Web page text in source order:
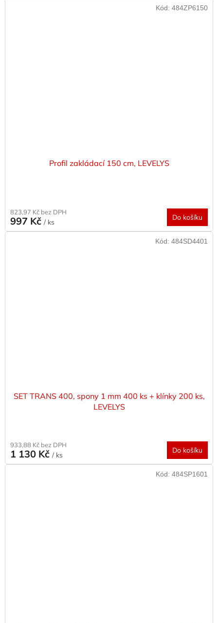
Profil zakládací 150 cm, LEVELYS
823,97 Kč bez DPH
997 Kč / ks
Do košíku
Kód: 484ZP6150
SET TRANS 400, spony 1 mm 400 ks + klínky 200 ks,
LEVELYS
933,88 Kč bez DPH
1 130 Kč / ks
Do košíku
Kód: 484SD4401
Kód: 484SP1601